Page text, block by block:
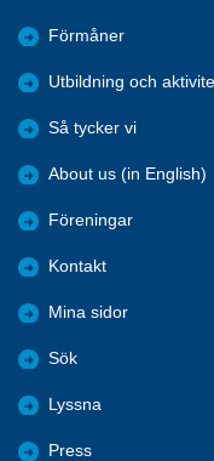
Förmåner
Utbildning och
Så tycker vi
About us (in English)
Föreningar
Kontakt
Mina sidor
Sök
Lyssna
Press